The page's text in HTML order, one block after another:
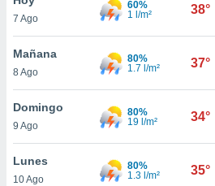
en
más
nuestra
de
7 Ago
60%
1 l/m²
38°
Mañana
8 Ago
80%
1.7 l/m²
37°
Domingo
9 Ago
80%
19 l/m²
34°
Lunes
10 Ago
80%
1.3 l/m²
35°